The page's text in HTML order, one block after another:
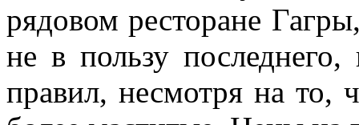
рядовом ресторане
не в пользу
правил, несмотря на то,